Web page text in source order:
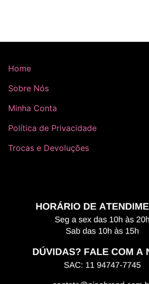
Home
Sobre Nós
Minha Conta
Política de Privacidade
Trocas e Devoluções